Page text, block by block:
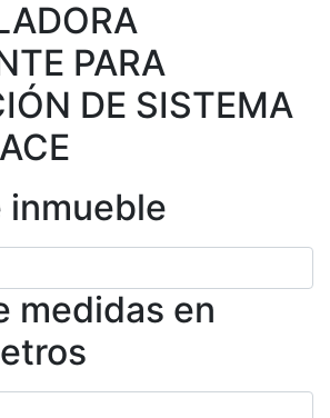
PARA
DE SISTEMA
medidas en